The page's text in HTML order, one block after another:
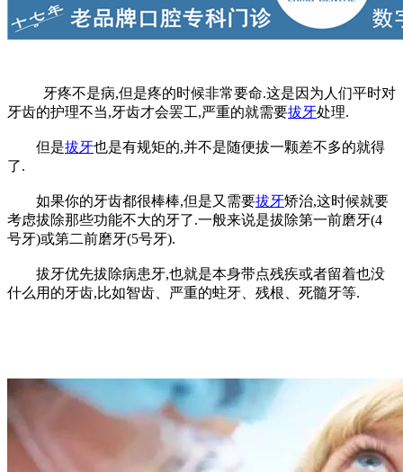
牙疼不是病,但是疼的时候非常要命.这是因为人们平时对
牙齿的护理不当,牙齿才会罢工,严重的就需要拔牙处理.
但是拔牙也是有规矩的,并不是随便拔一颗差不多的就得
了.
如果你的牙齿都很棒棒,但是又需要拔牙矫治,这时候就要
考虑拔除那些功能不大的牙了.一般来说是拔除第一前磨牙(4
号牙)或第二前磨牙(5号牙).
拔牙优先拔除病患牙,也就是本身带点残疾或者留着也没
什么用的牙齿,比如智齿、严重的蛀牙、残根、死髓牙等.